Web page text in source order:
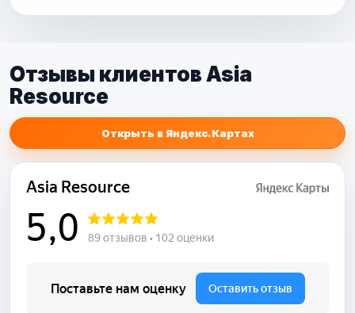
Отзывы клиентов Asia
Resource
Открыть в Яндекс.Картах